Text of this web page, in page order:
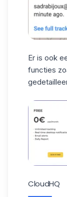
Er is ook
functies
CloudHQ